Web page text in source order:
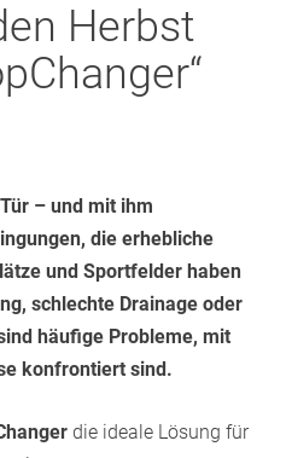
Herbst
– und mit ihm
die erhebliche
und Sportfelder haben
schlechte Drainage oder
häufige Probleme, mit
konfrontiert sind.
die ideale Lösung für